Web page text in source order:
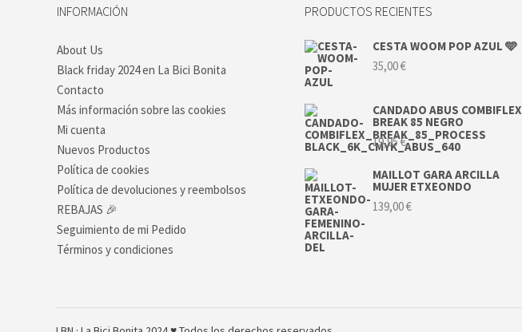
INFORMACIÓN
About Us
Black friday 2024 en La Bici Bonita
Contacto
Más información sobre las cookies
Mi cuenta
Nuevos Productos
Política de cookies
Política de devoluciones y reembolsos
REBAJAS 🎉
Seguimiento de mi Pedido
Términos y condiciones
PRODUCTOS RECIENTES
CESTA WOOM POP AZUL 🩵
35,00€
CANDADO ABUS COMBIFLEX
BREAK 85 NEGRO
19,95€
MAILLOT GARA ARCILLA
MUJER ETXEONDO
139,00€